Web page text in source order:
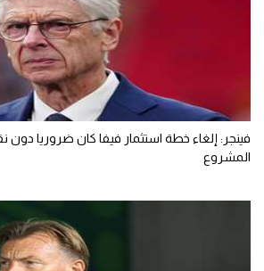
فينجر: إلغاء خطة استثمار فيفا كان ضروريا
المشروع